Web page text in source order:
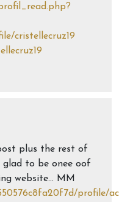
cristellecruz19
plus the rest of
glad to be onee oof
website… MM
profile/